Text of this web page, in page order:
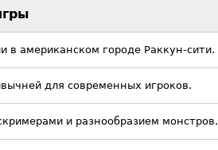
американском городе Раккун-сити.
для современных игроков.
и разнообразием монстров.